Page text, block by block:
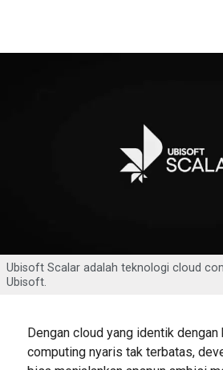
Ubisoft Scalar adalah teknologi cloud
Ubisoft.
Dengan cloud yang identik dengan
computing nyaris tak terbatas,